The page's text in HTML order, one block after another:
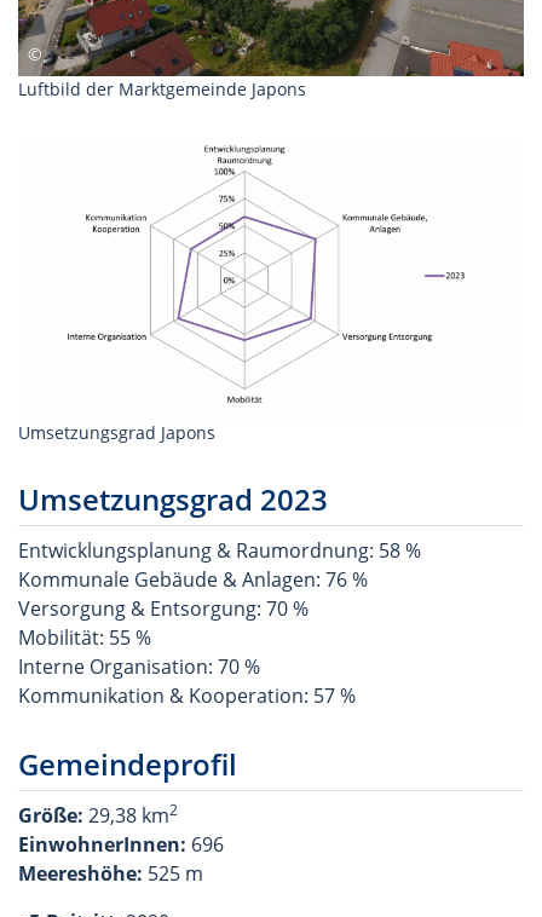
Luftbild der Marktgemeinde Japons
Umsetzungsgrad Japons
Umsetzungsgrad 2023
Entwicklungsplanung & Raumordnung: 58 %
Kommunale Gebäude & Anlagen: 76 %
Versorgung & Entsorgung: 70 %
Mobilität: 55 %
Interne Organisation: 70 %
Kommunikation & Kooperation: 57 %
Gemeindeprofil
Größe: 29,38 km2
EinwohnerInnen: 696
Meereshöhe: 525 m